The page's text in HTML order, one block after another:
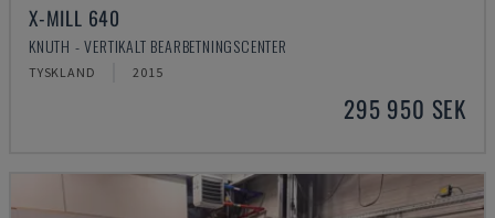
X-MILL 640
KNUTH - VERTIKALT BEARBETNINGSCENTER
TYSKLAND 2015
295 950 SEK